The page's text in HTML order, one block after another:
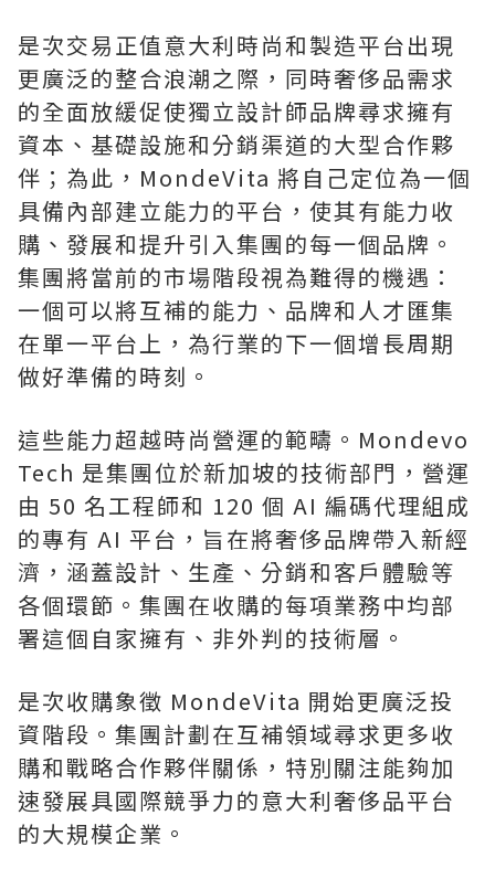
是次交易正值意大利時尚和製造平台出現
更廣泛的整合浪潮之際，同時奢侈品需求
的全面放緩促使獨立設計師品牌尋求擁有
資本、基礎設施和分銷渠道的大型合作夥
伴；為此，MondeVita 將自己定位為一個
具備內部建立能力的平台，使其有能力收
購、發展和提升引入集團的每一個品牌。
集團將當前的市場階段視為難得的機遇：
一個可以將互補的能力、品牌和人才匯集
在單一平台上，為行業的下一個增長周期
做好準備的時刻。
這些能力超越時尚營運的範疇。Mondevo
Tech 是集團位於新加坡的技術部門，營運
由 50 名工程師和 120 個 AI 編碼代理組成
的專有 AI 平台，旨在將奢侈品牌帶入新經
濟，涵蓋設計、生產、分銷和客戶體驗等
各個環節。集團在收購的每項業務中均部
署這個自家擁有、非外判的技術層。
是次收購象徵 MondeVita 開始更廣泛投
資階段。集團計劃在互補領域尋求更多收
購和戰略合作夥伴關係，特別關注能夠加
速發展具國際競爭力的意大利奢侈品平台
的大規模企業。